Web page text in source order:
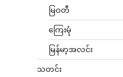
မြဝတီ
ကြေးမုံ
မြန်မာ့အလင်း
သတင်း